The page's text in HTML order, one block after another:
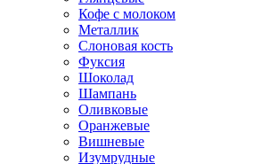
Кофе с молоком
Металлик
Слоновая кость
Фуксия
Шоколад
Шампань
Оливковые
Оранжевые
Вишневые
Изумрудные